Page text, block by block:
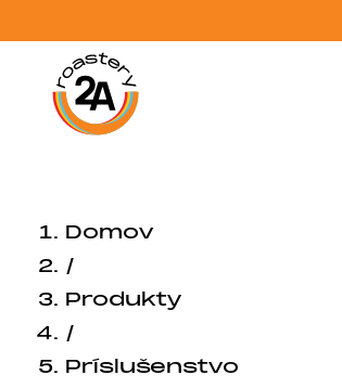
Domov
/
Produkty
/
Príslušenstvo